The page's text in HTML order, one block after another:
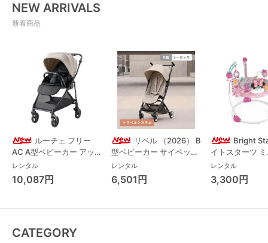
NEW ARRIVALS
新着商品
ルーチェ フリー
AC A型ベビーカー アッ
プリカ(Aprica) A型ベビ
ーカー アップリカ
(Aprica)
レンタル
10,087円
リベル （2026） B
型ベビーカー サイベック
ス(cybex)
レンタル
6,501円
Bright
イトスターツ
ス フォーエバ
レンド ジャン
パルー キッズ
レンタル
3,300円
CATEGORY